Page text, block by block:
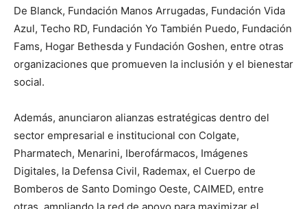
De Blanck, Fundación Manos Arrugadas, Fundación Vida
Azul, Techo RD, Fundación Yo También Puedo, Fundación
Fams, Hogar Bethesda y Fundación Goshen, entre otras
organizaciones que promueven la inclusión y el bienestar
social.
Además, anunciaron alianzas estratégicas dentro del
sector empresarial e institucional con Colgate,
Pharmatech, Menarini, Iberofármacos, Imágenes
Digitales, la Defensa Civil, Rademax, el Cuerpo de
Bomberos de Santo Domingo Oeste, CAIMED, entre